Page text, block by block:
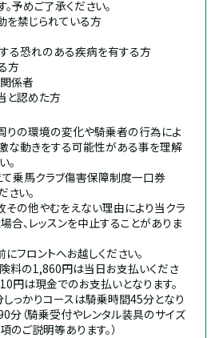
予めご了承ください。
を禁じられている方
る恐れのある疾病を有する方
方
係者
と認めた方
りの環境の変化や騎乗者の行為によ
な動きをする可能性がある事を理解
。
乗馬クラブ傷害保障制度一口券
さい。
その他やむをえない理由により当クラ
合、レッスンを中止することがありま
フロントへお越しください。
料の1,860円は当日お支払いくださ
円は現金でのお支払いとなります。
っかりコースは騎乗時間45分となり
90分（騎乗受付やレンタル装具のサイズ
のご説明等あります。）